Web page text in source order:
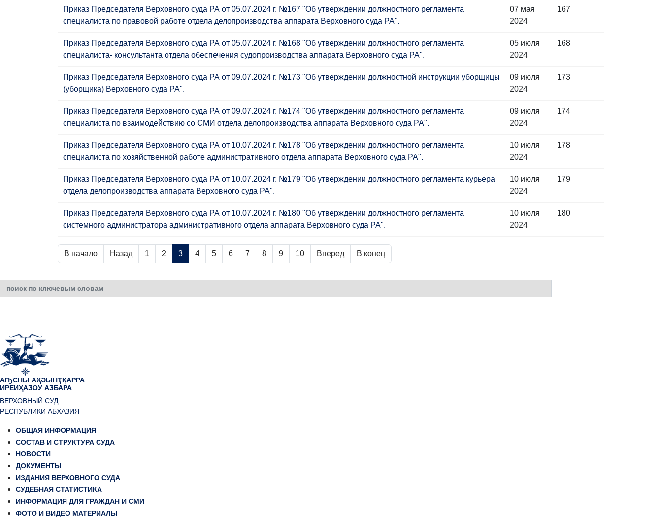
Приказ Председателя Верховного суда РА от 05.07.2024 г. №167 "Об утверждении должностного регламента
специалиста по правовой работе отдела делопроизводства аппарата Верховного суда РА".
07 мая
2024
167
Приказ Председателя Верховного суда РА от 05.07.2024 г. №168 "Об утверждении должностного регламента
специалиста- консультанта отдела обеспечения судопроизводства аппарата Верховного суда РА".
05 июля
2024
168
Приказ Председателя Верховного суда РА от 09.07.2024 г. №173 "Об утверждении должностной инструкции уборщицы
(уборщика) Верховного суда РА".
09 июля
2024
173
Приказ Председателя Верховного суда РА от 09.07.2024 г. №174 "Об утверждении должностного регламента
специалиста по взаимодействию со СМИ отдела делопроизводства аппарата Верховного суда РА".
09 июля
2024
174
Приказ Председателя Верховного суда РА от 10.07.2024 г. №178 "Об утверждении должностного регламента
специалиста по хозяйственной работе административного отдела аппарата Верховного суда РА".
10 июля
2024
178
Приказ Председателя Верховного суда РА от 10.07.2024 г. №179 "Об утверждении должностного регламента курьера
отдела делопроизводства аппарата Верховного суда РА".
10 июля
2024
179
Приказ Председателя Верховного суда РА от 10.07.2024 г. №180 "Об утверждении должностного регламента
системного администратора административного отдела аппарата Верховного суда РА".
10 июля
2024
180
В начало Назад 1 2 3 4 5 6 7 8 9 10 Вперед В конец
АҦСНЫ АҲӘЫНҬҚАРРА
ИРЕИҲАӠОУ АӠБАРА
ВЕРХОВНЫЙ СУД
РЕСПУБЛИКИ АБХАЗИЯ
ОБЩАЯ ИНФОРМАЦИЯ
СОСТАВ И СТРУКТУРА СУДА
НОВОСТИ
ДОКУМЕНТЫ
ИЗДАНИЯ ВЕРХОВНОГО СУДА
СУДЕБНАЯ СТАТИСТИКА
ИНФОРМАЦИЯ ДЛЯ ГРАЖДАН И СМИ
ФОТО И ВИДЕО МАТЕРИАЛЫ